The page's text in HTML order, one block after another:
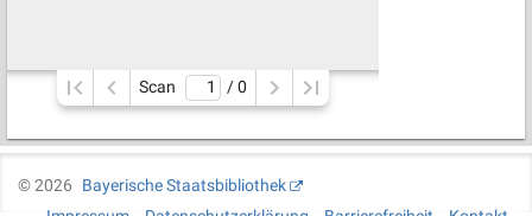
Scan / 0
©2026
Bayerische Staatsbibliothek